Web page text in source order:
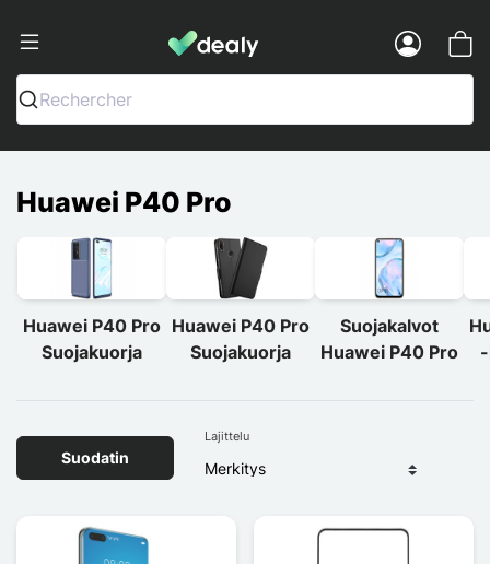
Dealy - Kotelot ja tarvikkeet
Rechercher
Huawei P40 Pro
Huawei P40 Pro
Suojakuorja
Huawei P40 Pro
Suojakuorja
Suojakalvot
Huawei P40 Pro
Suodatin
Lajittelu